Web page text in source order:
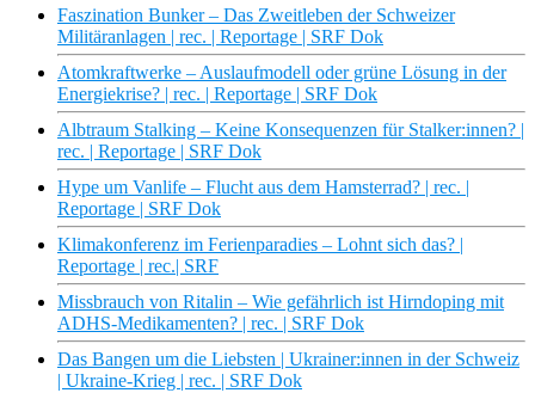
Faszination Bunker – Das Zweitleben der Schweizer
Militäranlagen | rec. | Reportage | SRF Dok
Atomkraftwerke – Auslaufmodell oder grüne Lösung in der
Energiekrise? | rec. | Reportage | SRF Dok
Albtraum Stalking – Keine Konsequenzen für Stalker:innen? |
rec. | Reportage | SRF Dok
Hype um Vanlife – Flucht aus dem Hamsterrad? | rec. |
Reportage | SRF Dok
Klimakonferenz im Ferienparadies – Lohnt sich das? |
Reportage | rec.| SRF
Missbrauch von Ritalin – Wie gefährlich ist Hirndoping mit
ADHS-Medikamenten? | rec. | SRF Dok
Das Bangen um die Liebsten | Ukrainer:innen in der Schweiz
| Ukraine-Krieg | rec. | SRF Dok